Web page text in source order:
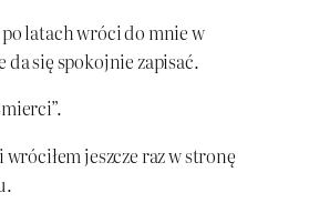
po latach wróci do mnie w
się spokojnie zapisać.
jeszcze raz w stronę